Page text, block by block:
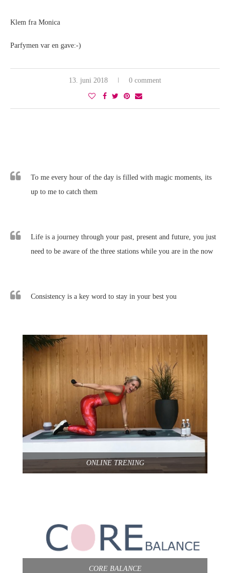
Klem fra Monica
Parfymen var en gave:-)
13. juni 2018 0 comment
To me every hour of the day is filled with magic moments, its
up to me to catch them
Life is a journey through your past, present and future, you just
need to be aware of the three stations while you are in the now
Consistency is a key word to stay in your best you
ONLINE TRENING
CORE BALANCE